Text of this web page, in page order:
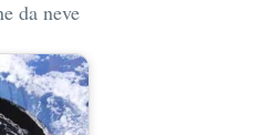
da neve